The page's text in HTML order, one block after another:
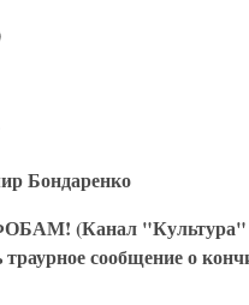
Бондаренко
(Канал "Культура" и
траурное сообщение о